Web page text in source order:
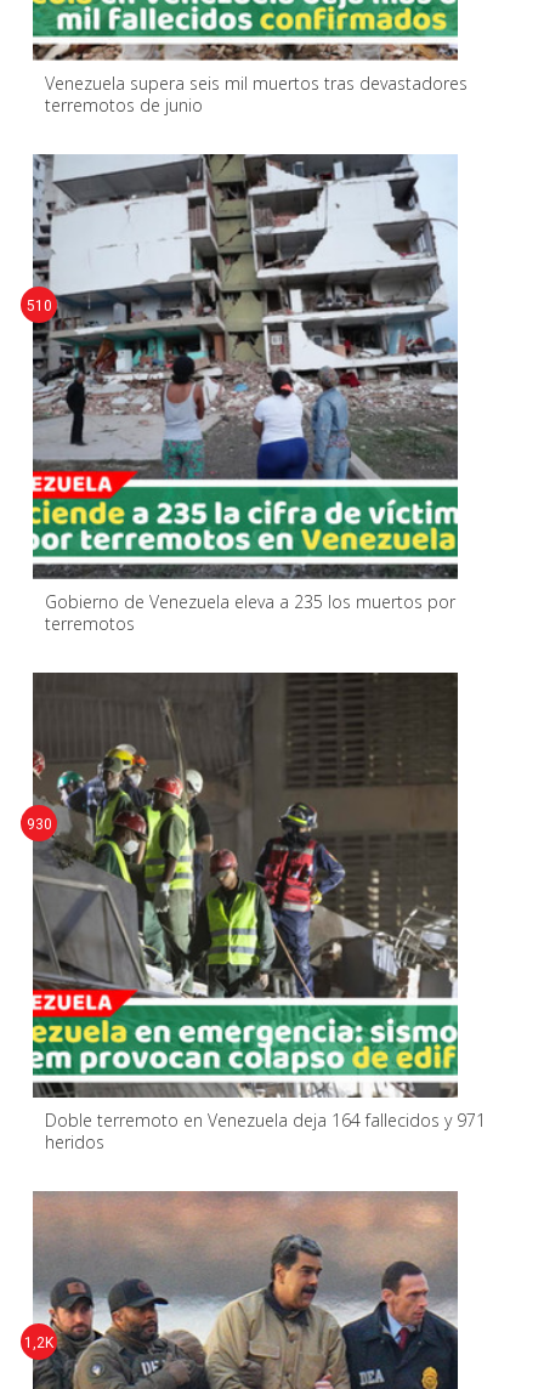
Venezuela supera seis mil muertos tras devastadores
terremotos de junio
Gobierno de Venezuela eleva a 235 los muertos por
terremotos
510
Doble terremoto en Venezuela deja 164 fallecidos y 971
heridos
930
1,2K